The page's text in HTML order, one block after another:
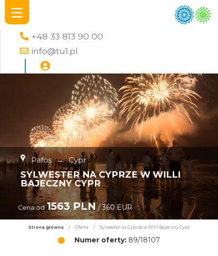
+48 33 813 90 00
info@tu1.pl
Pafos → Cypr
SYLWESTER NA CYPRZE W WILLI
BAJECZNY CYPR
Cena od 1563 PLN/ 360 EUR
Strona główna / Oferta / Sylwester na Cyprze w Willi Bajeczny Cypr
Numer oferty: 89/18107